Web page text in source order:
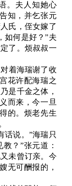
。夫人知她心
知，并乞张元
氏，侄女嫁了
如何是好？”夫
了。烦叔叔一
着海瑞谢了收
花许配海瑞之
是千金之体，
而来，今一旦
的。烦老先生
话说。”海瑞只
？”张元道：
未曾订亲。今
无可酬报的，